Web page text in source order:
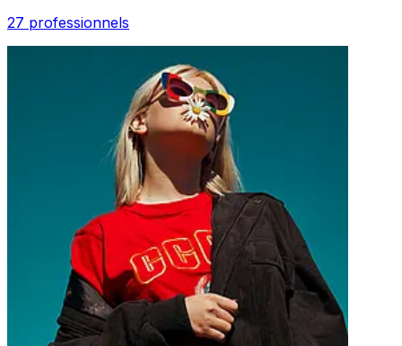
27 professionnels